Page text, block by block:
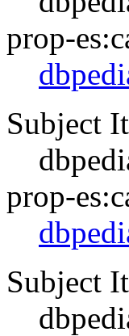
prop-
Subject
prop-
Subject